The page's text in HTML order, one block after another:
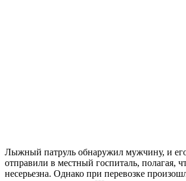
Лыжный патруль обнаружил мужчину, и его
отправили в местный госпиталь, полагая,
несерьезна. Однако при перевозке